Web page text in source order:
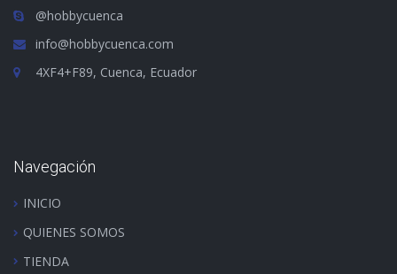
@hobbycuenca
info@hobbycuenca.com
4XF4+F89, Cuenca, Ecuador
Navegación
INICIO
QUIENES SOMOS
TIENDA